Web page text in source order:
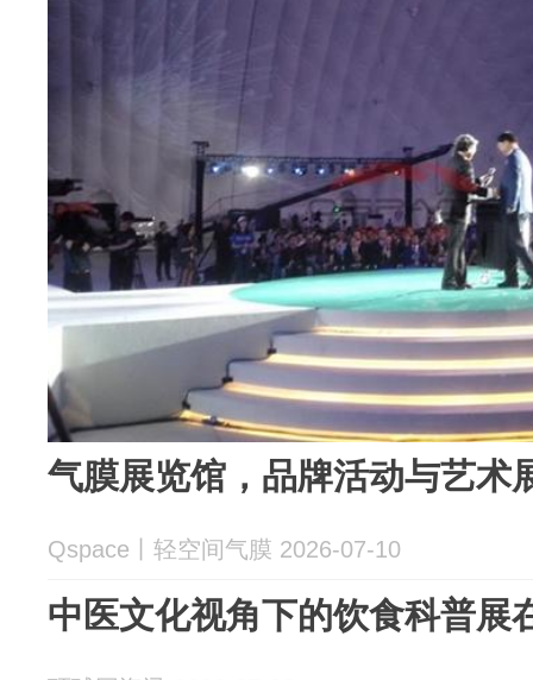
气膜展览馆，品牌活动与艺术
Qspace丨轻空间气膜 2026-07-10
中医文化视角下的饮食科普展